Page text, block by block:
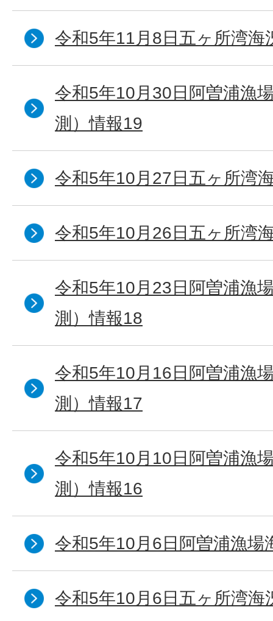
令和5年11月8日五ヶ所湾海
令和5年10月30日阿曽浦漁
測）情報19
令和5年10月27日五ヶ所湾
令和5年10月26日五ヶ所湾
令和5年10月23日阿曽浦漁
測）情報18
令和5年10月16日阿曽浦漁
測）情報17
令和5年10月10日阿曽浦漁
測）情報16
令和5年10月6日阿曽浦漁場
令和5年10月6日五ヶ所湾海